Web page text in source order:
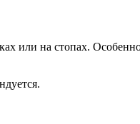
или на стопах.